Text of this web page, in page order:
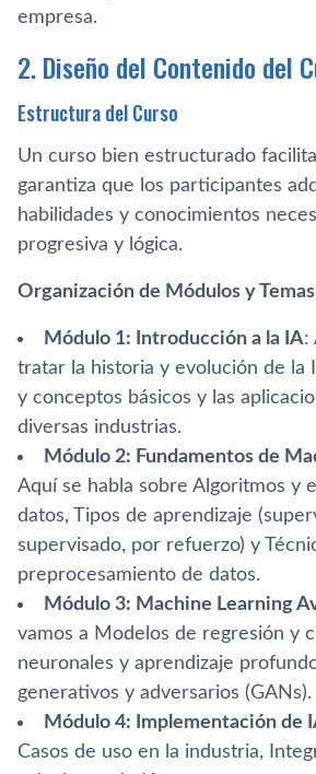
empresa.
2. Diseño del Contenido del
Estructura del Curso
Un curso bien estructurado
garantiza que los participantes
habilidades y conocimientos
progresiva y lógica.
Organización de Módulos y Temas
Módulo 1: Introducción a la IA:
tratar la historia y evolución de la
y conceptos básicos y las
diversas industrias.
Módulo 2: Fundamentos de
Aquí se habla sobre Algoritmos y
datos, Tipos de aprendizaje
supervisado, por refuerzo) y
preprocesamiento de datos.
Módulo 3: Machine Learning
vamos a Modelos de regresión y
neuronales y aprendizaje
generativos y adversarios (GANs).
Módulo 4: Implementación de
Casos de uso en la industria,